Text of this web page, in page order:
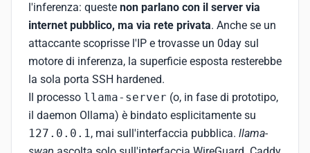
l'inferenza: queste non parlano con il server via
internet pubblico, ma via rete privata. Anche se un
attaccante scoprisse l'IP e trovasse un 0day sul
motore di inferenza, la superficie esposta resterebbe
la sola porta SSH hardened.
Il processo llama-server (o, in fase di prototipo,
il daemon Ollama) è bindato esplicitamente su
127.0.0.1, mai sull'interfaccia pubblica. llama-